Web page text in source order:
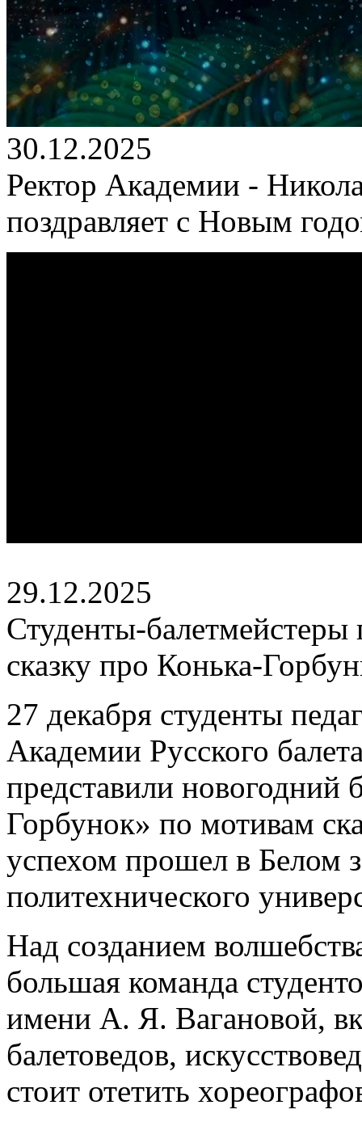
30.12.2025
Ректор Академии -
поздравляет с Новым
29.12.2025
Студенты-
сказку про Конька-
27 декабря студенты
Академии Русского
представили новогодний
Горбунок» по мотивам
успехом прошел в Белом
политехнического
Над созданием
большая команда
имени А. Я. Вагановой,
балетоведов,
стоит отетить